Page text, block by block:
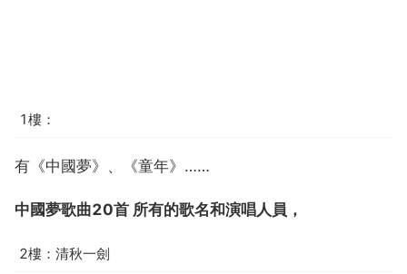
1樓：
有《中國夢》、《童年》……
中國夢歌曲20首 所有的歌名和演唱人員，
2樓：清秋一劍